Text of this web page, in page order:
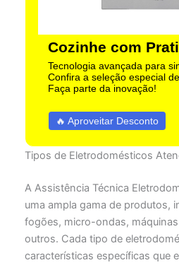
Cozinhe com
Tecnologia avançada para
Confira a seleção especial
Faça parte da inovação!
🔥 Aproveitar Desconto
Tipos de Eletrodomésticos
A Assistência Técnica
uma ampla gama de produtos,
fogões, micro-ondas,
outros. Cada tipo de
características específicas que